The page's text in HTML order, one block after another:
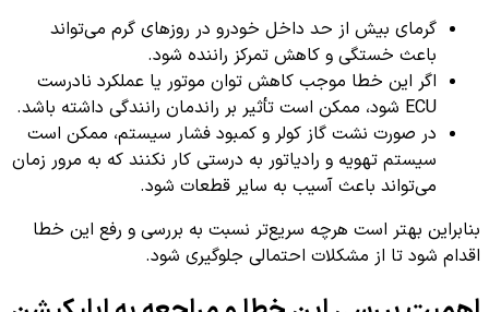
گرمای بیش از حد داخل خودرو در روزهای گرم می‌تواند
باعث خستگی و کاهش تمرکز راننده شود.
اگر این خطا موجب کاهش توان موتور یا عملکرد نادرست
ECU شود، ممکن است تأثیر بر راندمان رانندگی داشته باشد.
در صورت نشت گاز کولر و کمبود فشار سیستم، ممکن است
سیستم تهویه و رادیاتور به درستی کار نکنند که به مرور زمان
می‌تواند باعث آسیب به سایر قطعات شود.
بنابراین بهتر است هرچه سریع‌تر نسبت به بررسی و رفع این خطا
اقدام شود تا از مشکلات احتمالی جلوگیری شود.